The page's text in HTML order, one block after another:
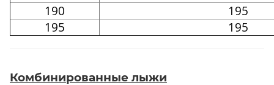
190
195
195
195
Комбинированные лыжи